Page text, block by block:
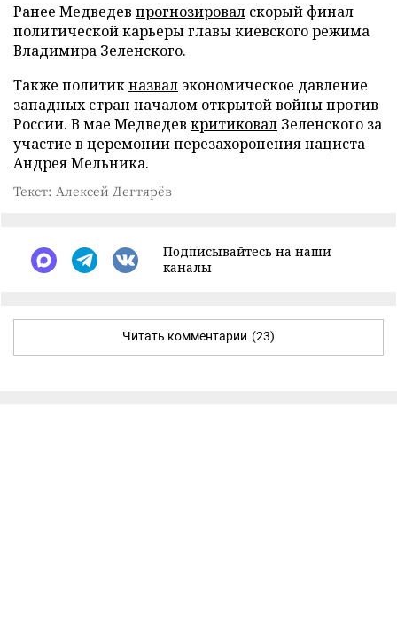
Ранее Медведев прогнозировал скорый финал
политической карьеры главы киевского режима
Владимира Зеленского.
Также политикназвал экономическое давление
западных стран началом открытой войны против
России. В мае Медведев критиковал Зеленского за
участие в церемонии перезахоронения нациста
Андрея Мельника.
Текст: Алексей Дегтярёв
Подписывайтесь на наши
каналы
Читать комментарии (23)